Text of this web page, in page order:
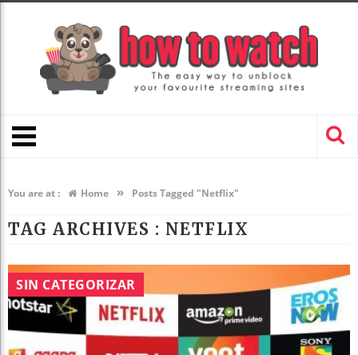
You are at : Home » Posts Tagged "Netflix"
TAG ARCHIVES : NETFLIX
SIN CATEGORIZAR